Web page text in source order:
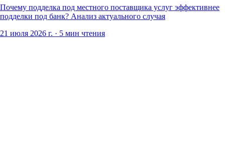
Почему подделка под местного поставщика услуг эффективнее
подделки под банк? Анализ актуального случая
21 июля 2026 г. · 5 мин чтения